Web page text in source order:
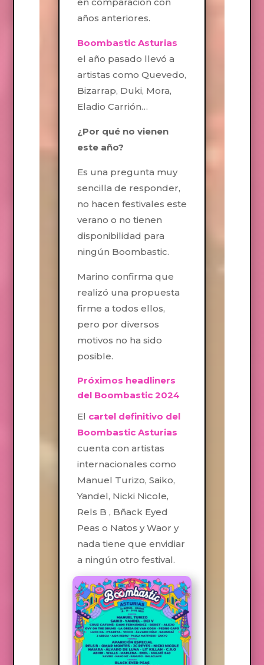
años anteriores.
Boombastic Asturias
el año pasado llevó a
artistas como Quevedo,
Bizarrap, Duki, Mora,
Eladio Carrión…
¿Por qué no vienen
este año?
Es una pregunta muy
sencilla de responder,
no hacen festivales este
verano o no tienen
disponibilidad para
ningún Boombastic.
Marino confirma que
realizó una propuesta
firme a todos ellos,
pero por diversos
motivos no ha sido
posible.
Próximos headliners
del Boombastic 2024
El cartel definitivo del
Boombastic Asturias
cuenta con artistas
internacionales como
Manuel Turizo, Saiko,
Yandel, Nicki Nicole,
Rels B , Bñack Eyed
Peas o Natos y Waor y
nada tiene que envidiar
a ningún otro festival.